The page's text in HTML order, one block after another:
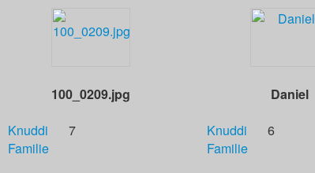
100_0209.jpg
Knuddi
7
Familie
Daniel
Knuddi
6
Familie